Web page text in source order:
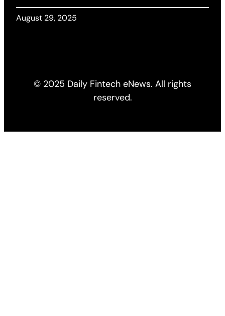
August 29, 2025
© 2025 Daily Fintech eNews. All rights
reserved.